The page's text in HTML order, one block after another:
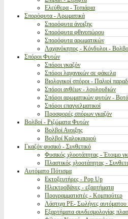
Ελεύθερα - Τοπιάρια
Σπορόφυτα - Αρωματικά
Σπορόφυτα άνοιξης
Σπορόφυτα φθινοπώρου
Σπορόφυτα αρωματικών
Λαχανόκηπος - Κόνδυλοι -
Σπόροι Φυτών
Σπόροι γκαζόν
Σπόροι λαχανικών σε φάκελα
Βιολογικοί σπόροι - Παλιοί
Σπόροι ανθέων - λουλουδιών
Σπόροι αρωματικών φυτών -
Σπόροι επαγγελματικοί
Προσφορές σπόρων γκαζόν
Βολβοί - Ριζώματα Φυτών
Βολβοί Ανοιξης
Βολβοί Καλοκαιριού
Γκαζόν φυσικό - Συνθετικό
Φυσικός χλοοτάπητας - Έτοιμο
Πλαστικός χλοοτάπητας -
Αυτόματο Πότισμα
Εκτοξευτήρες - Pop Up
Ηλεκτροβάνες - εξαρτήματα
Προγραμματιστές - Κομπιούτερ
Λάστιχα PE- Σωλήνες αυτόματου
Εξαρτήματα συνδεσμολογίας